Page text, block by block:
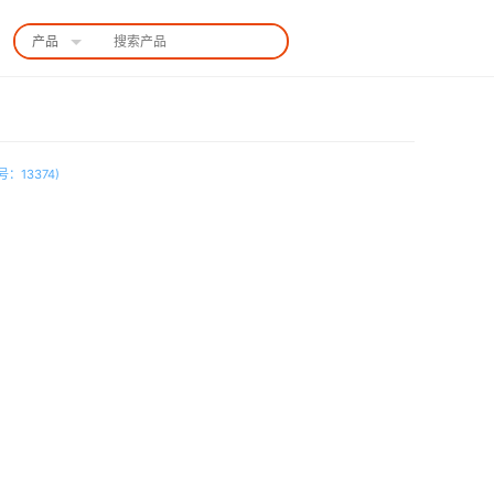
产品
：13374)